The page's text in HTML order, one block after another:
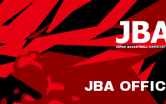
JBA